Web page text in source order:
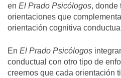
en El Prado Psicólogos, donde
orientaciones que
orientación cognitiva
En El Prado Psicólogos
conductual con otro tipo de
creemos que cada orientación